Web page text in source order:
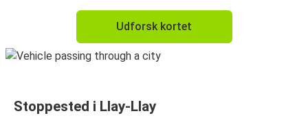
Udforsk kortet
Stoppested i Llay-Llay